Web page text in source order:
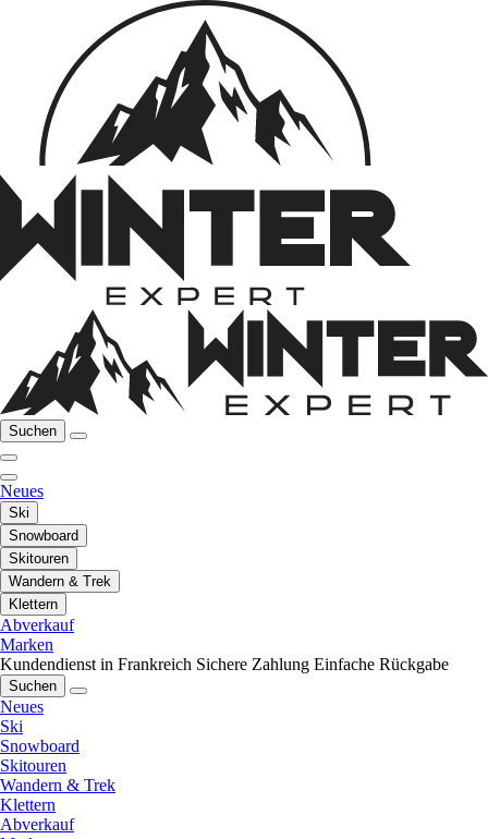
Suchen
Neues
Ski
Snowboard
Skitouren
Wandern & Trek
Klettern
Abverkauf
Marken
Kundendienst in Frankreich Sichere Zahlung Einfache Rückgabe
Suchen
Neues
Ski
Snowboard
Skitouren
Wandern & Trek
Klettern
Abverkauf